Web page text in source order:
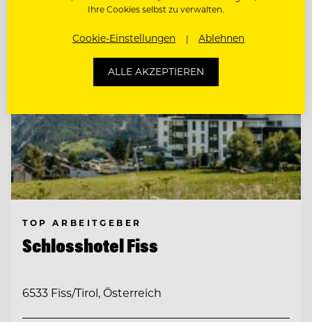
TOP ARBEITGEBER
Schlosshotel Fiss
6533 Fiss/Tirol, Österreich
Ihre Cookies selbst zu verwalten.
Cookie-Einstellungen Ablehnen
ALLE AKZEPTIEREN